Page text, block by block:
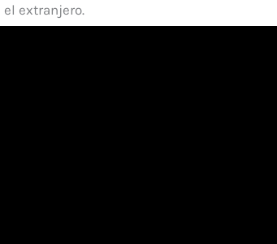
extranjero.